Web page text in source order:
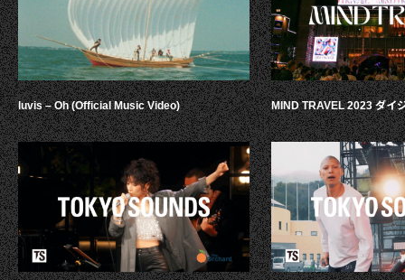
luvis – Oh (Official Music Video) MIND TRAVEL 2023 ダイ